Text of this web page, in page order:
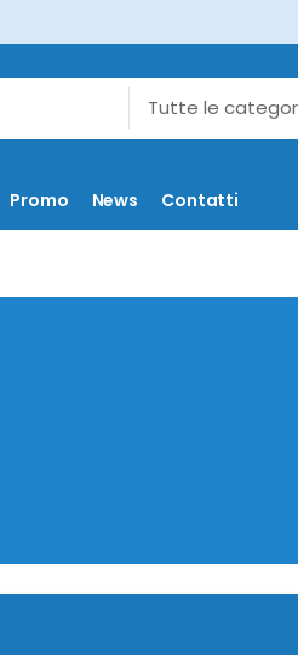
Promo News Contatti